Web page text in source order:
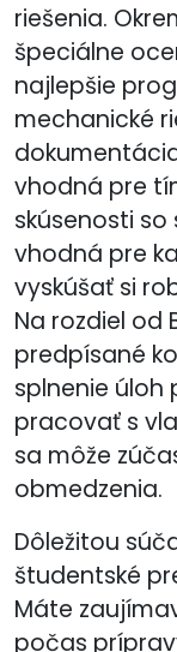
riešenia.
špeciálne
najlepšie
mechanické
vhodná pre
skúsenosti
vhodná pre
vyskúšať si
Na rozdiel od
predpísané
splnenie úloh
pracovať s
sa môže
obmedzenia.
Dôležitou
študentské
Máte
počas